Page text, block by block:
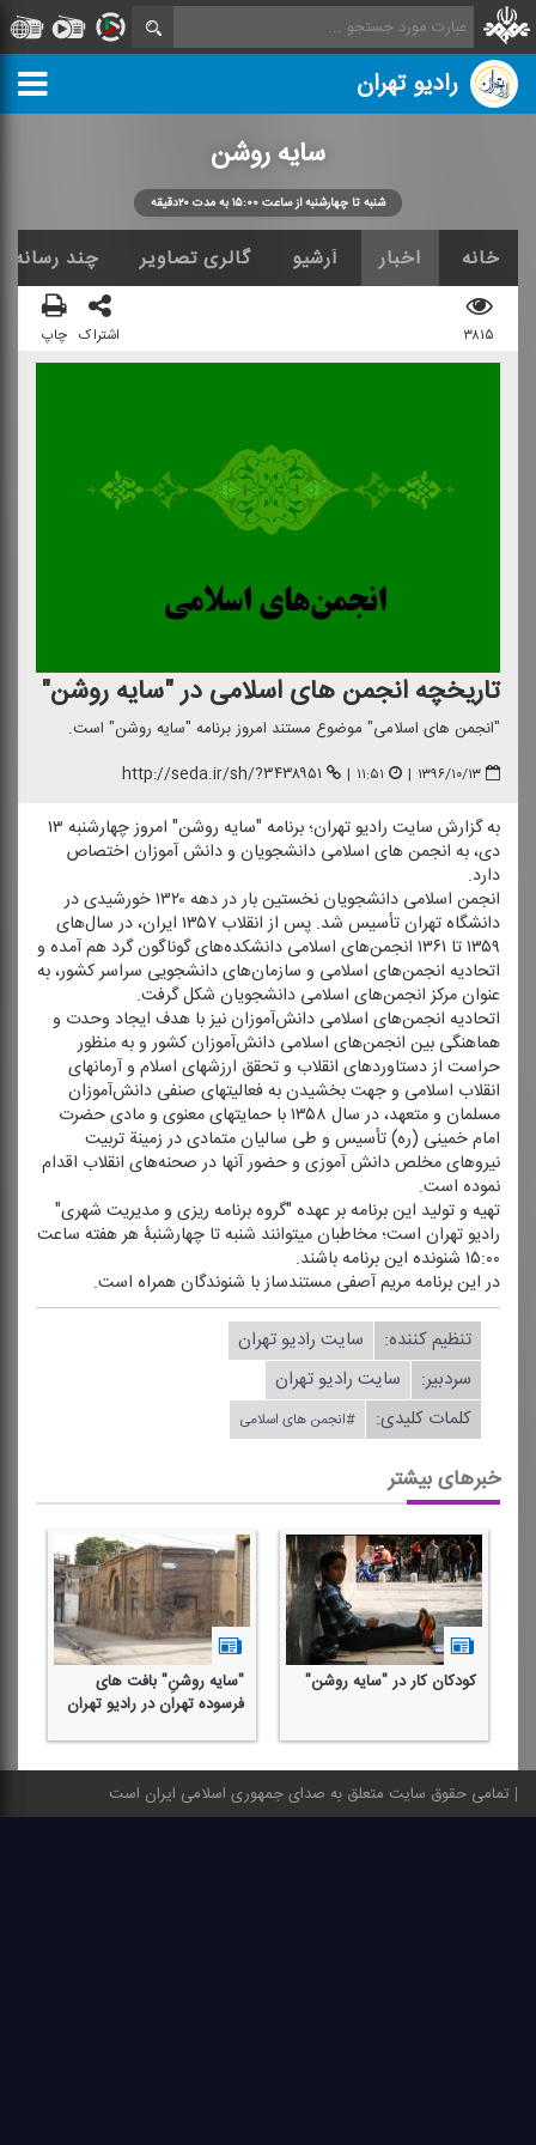
رادیو تهران
سایه روشن
شنبه تا چهارشنبه از ساعت ۱۵:۰۰ به مدت ۲۰دقیقه
خانه اخبار آرشیو گالری تصاویر چند رسانه
۳۸۱۵ اشتراک چاپ
تاریخچه انجمن های اسلامی در "سایه روشن"
"انجمن های اسلامی" موضوع مستند امروز برنامه "سایه روشن" است.
۱۳۹۶/۱۰/۱۳ | ۱۱:۵۱ | http://seda.ir/sh/?۳۴۳۸۹۵۱
به گزارش سایت رادیو تهران؛ برنامه "سایه روشن" امروز چهارشنبه ۱۳
دی، به انجمن های اسلامی دانشجویان و دانش آموزان اختصاص
دارد.
انجمن اسلامی دانشجویان نخستین بار در دهه ۱۳۲۰ خورشیدی در
دانشگاه تهران تأسیس شد. پس از انقلاب ۱۳۵۷ ایران، در سال‌های
۱۳۵۹ تا ۱۳۶۱ انجمن‌های اسلامی دانشكده‌های گوناگون گرد هم آمده و
اتحادیه انجمن‌های اسلامی و سازمان‌های دانشجویی سراسر كشور، به
عنوان مركز انجمن‌های اسلامی دانشجویان شكل گرفت.
اتحادیه انجمن‌های اسلامی دانش‌آموزان نیز با هدف ایجاد وحدت و
هماهنگی بین انجمن‌های اسلامی دانش‌آموزان كشور و به منظور
حراست از دستاوردهای انقلاب و تحقق ارزشهای اسلام و آرمانهای
انقلاب اسلامی و جهت بخشیدن به فعالیتهای صنفی دانش‌آموزان
مسلمان و متعهد، در سال ۱۳۵۸ با حمایتهای معنوی و مادی حضرت
امام خمینی (ره) تأسیس و طی سالیان متمادی در زمینة تربیت
نیروهای مخلص دانش آموزی و حضور آنها در صحنه‌های انقلاب اقدام
نموده است.
تهیه و تولید این برنامه بر عهده "گروه برنامه ریزی و مدیریت شهری"
رادیو تهران است؛ مخاطبان می‎توانند شنبه تا چهارشنبۀ هر هفته ساعت
۱۵:۰۰ شنونده این برنامه باشند.
در این برنامه مریم آصفی مستندساز با شنوندگان همراه است.
تنظیم كننده:
سایت رادیو تهران
سردبیر:
سایت رادیو تهران
کلمات کلیدی:
#انجمن های اسلامی
خبرهای بیشتر
كودكان كار در "سایه روشن"
"سایه روشنِ" بافت های
فرسوده تهران در رادیو تهران
تمامی حقوق سایت متعلق به صدای جمهوری اسلامی ایران است